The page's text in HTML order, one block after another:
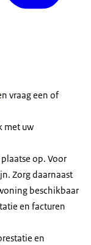
vraag een of
met uw
op. Voor
Zorg daarnaast
beschikbaar
en facturen
en